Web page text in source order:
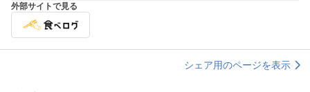
外部サイトで見る
シェア用のページを表示